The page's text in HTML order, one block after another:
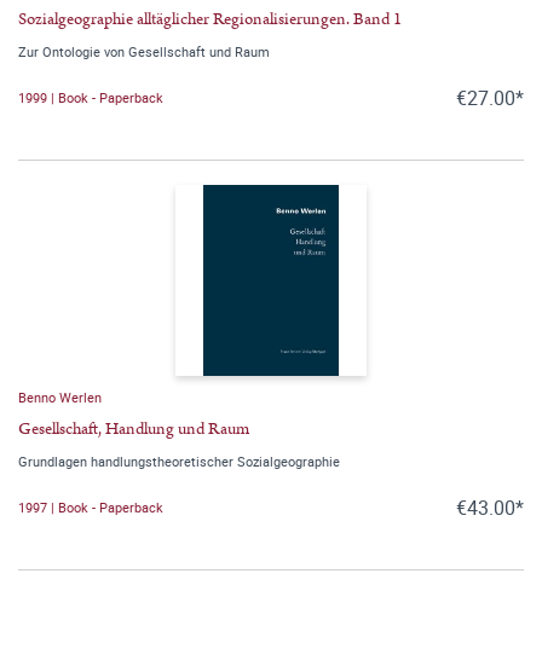
Sozialgeographie alltäglicher Regionalisierungen. Band 1
Zur Ontologie von Gesellschaft und Raum
1999 | Book - Paperback €27.00*
Benno Werlen
Gesellschaft, Handlung und Raum
Grundlagen handlungstheoretischer Sozialgeographie
1997 | Book - Paperback €43.00*